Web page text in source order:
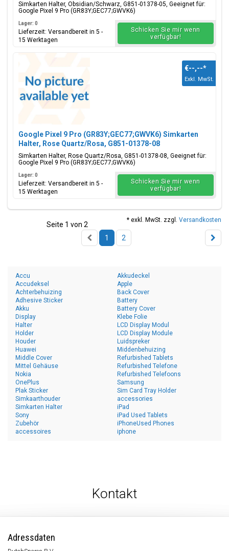
Simkarten Halter, Obsidian/Schwarz, G851-01378-05, Geeignet für:
Google Pixel 9 Pro (GR83Y;GEC77;GWVK6)
Lager: 0
Lieferzeit: Versandbereit in 5 -
15 Werktagen
Schicken Sie mir wenn
verfügbar!
Google Pixel 9 Pro (GR83Y;GEC77;GWVK6) Simkarten
Halter, Rose Quartz/Rosa, G851-01378-08
Simkarten Halter, Rose Quartz/Rosa, G851-01378-08, Geeignet für:
Google Pixel 9 Pro (GR83Y;GEC77;GWVK6)
€--,--*
Exkl. MwSt.
Lager: 0
Lieferzeit: Versandbereit in 5 -
15 Werktagen
Schicken Sie mir wenn
verfügbar!
* exkl. MwSt. zzgl. Versandkosten
Seite 1 von 2
1
2
Accu
Accudeksel
Achterbehuizing
Adhesive Sticker
Akku
Akkudeckel
Apple
Back Cover
Battery
Battery Cover
Display
Halter
Holder
Houder
Huawei
Klebe Folie
LCD Display Modul
LCD Display Module
Luidspreker
Middenbehuizing
Middle Cover
Mittel Gehäuse
Nokia
OnePlus
Plak Sticker
Refurbished Tablets
Refurbished Telefone
Refurbished Telefoons
Samsung
Sim Card Tray Holder
Simkaarthouder
Simkarten Halter
Sony
Zubehör
accessoires
accessories
iPad
iPad Used Tablets
iPhoneUsed Phones
iphone
Kontakt
Adressdaten